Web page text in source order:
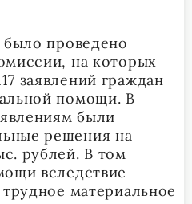
было проведено
на которых
заявлений граждан
помощи. В
были
решения на
рублей. В том
вследствие
материальное